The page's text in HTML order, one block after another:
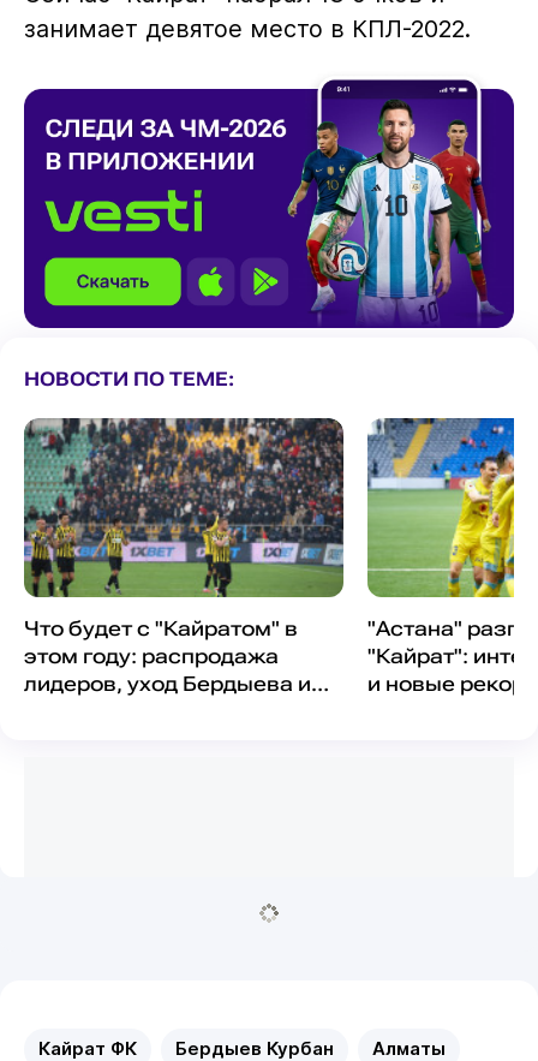
занимает девятое место в КПЛ-2022.
НОВОСТИ ПО ТЕМЕ:
Что будет с "Кайратом" в
этом году: распродажа
лидеров, уход Бердыева и
"Астана"
"Кайрат":
и новые
Кайрат ФК Бердыев Курбан Алматы